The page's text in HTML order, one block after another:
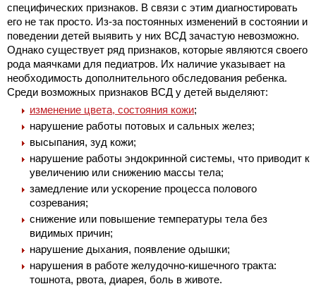
специфических признаков. В связи с этим диагностировать
его не так просто. Из-за постоянных изменений в состоянии и
поведении детей выявить у них ВСД зачастую невозможно.
Однако существует ряд признаков, которые являются своего
рода маячками для педиатров. Их наличие указывает на
необходимость дополнительного обследования ребенка.
Среди возможных признаков ВСД у детей выделяют:
изменение цвета, состояния кожи;
нарушение работы потовых и сальных желез;
высыпания, зуд кожи;
нарушение работы эндокринной системы, что приводит к
увеличению или снижению массы тела;
замедление или ускорение процесса полового
созревания;
снижение или повышение температуры тела без
видимых причин;
нарушение дыхания, появление одышки;
нарушения в работе желудочно-кишечного тракта:
тошнота, рвота, диарея, боль в животе.